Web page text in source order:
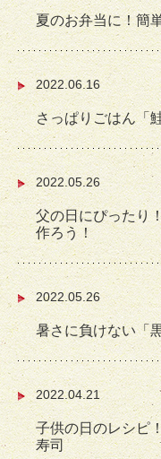
夏のお弁当に！簡
2022.06.16
さっぱりごはん「
2022.05.26
父の日にぴったり
作ろう！
2022.05.26
暑さに負けない「
2022.04.21
子供の日のレシピ
寿司